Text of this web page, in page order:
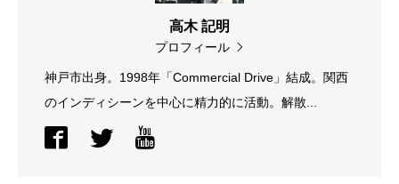
高木 記明
プロフィール
神戸市出身。1998年「Commercial Drive」結成。関西
のインディシーンを中心に精力的に活動。解散...